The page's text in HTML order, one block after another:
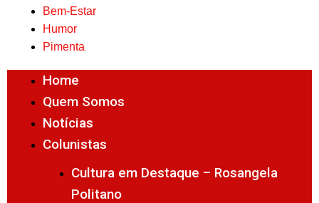
Bem-Estar
Humor
Pimenta
Home
Quem Somos
Notícias
Colunistas
Cultura em Destaque – Rosangela
Politano